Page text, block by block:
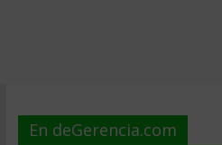
En deGerencia.com